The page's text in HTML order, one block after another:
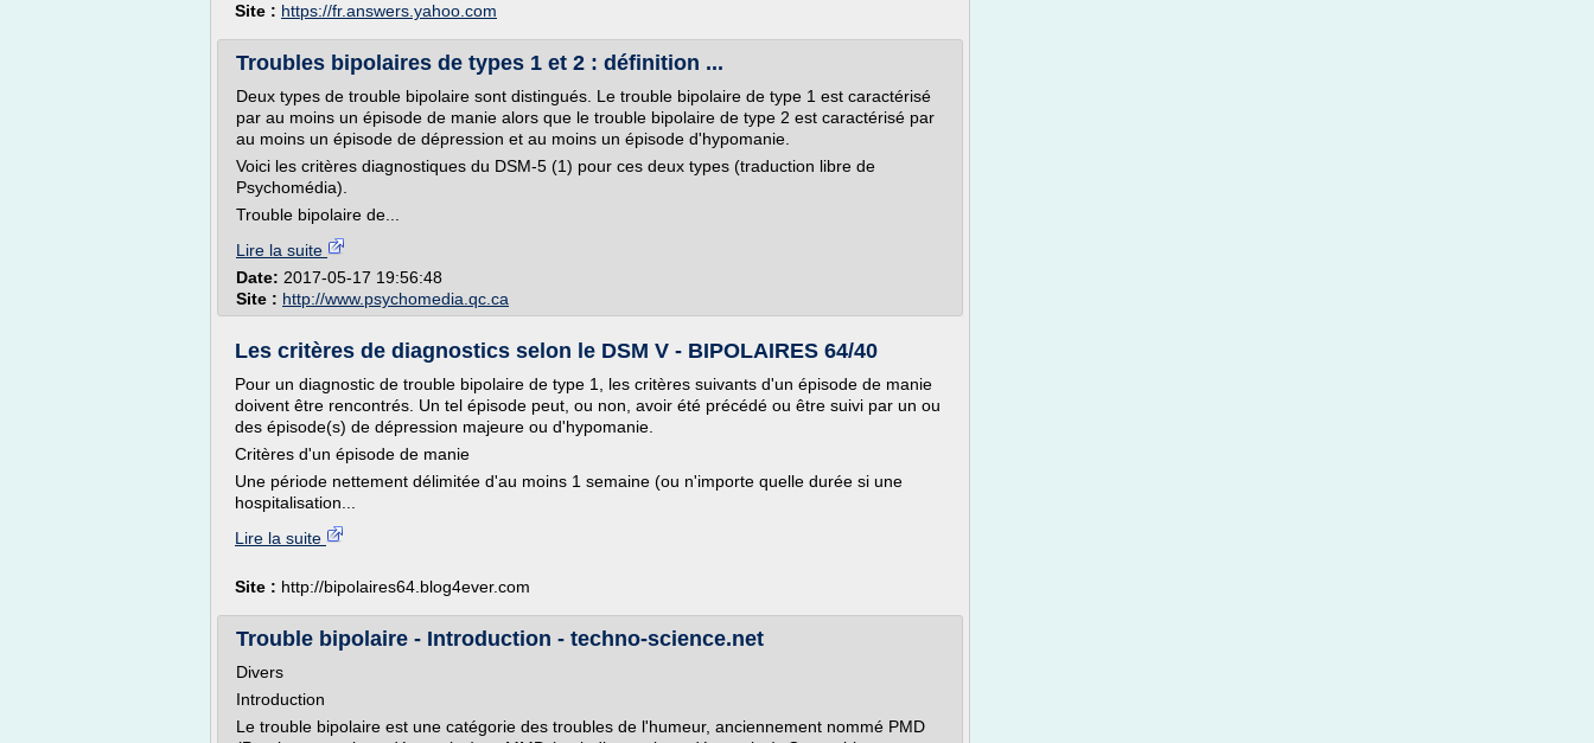
Site : https://fr.answers.yahoo.com
Troubles bipolaires de types 1 et 2 : définition ...
Deux types de trouble bipolaire sont distingués. Le trouble bipolaire de type 1 est caractérisé
par au moins un épisode de manie alors que le trouble bipolaire de type 2 est caractérisé par
au moins un épisode de dépression et au moins un épisode d'hypomanie.
Voici les critères diagnostiques du DSM-5 (1) pour ces deux types (traduction libre de
Psychomédia).
Trouble bipolaire de...
Lire la suite
Date: 2017-05-17 19:56:48
Site : http://www.psychomedia.qc.ca
Les critères de diagnostics selon le DSM V - BIPOLAIRES 64/40
Pour un diagnostic de trouble bipolaire de type 1, les critères suivants d'un épisode de manie
doivent être rencontrés. Un tel épisode peut, ou non, avoir été précédé ou être suivi par un ou
des épisode(s) de dépression majeure ou d'hypomanie.
Critères d'un épisode de manie
Une période nettement délimitée d'au moins 1 semaine (ou n'importe quelle durée si une
hospitalisation...
Lire la suite
Site : http://bipolaires64.blog4ever.com
Trouble bipolaire - Introduction - techno-science.net
Divers
Introduction
Le trouble bipolaire est une catégorie des troubles de l'humeur, anciennement nommé PMD